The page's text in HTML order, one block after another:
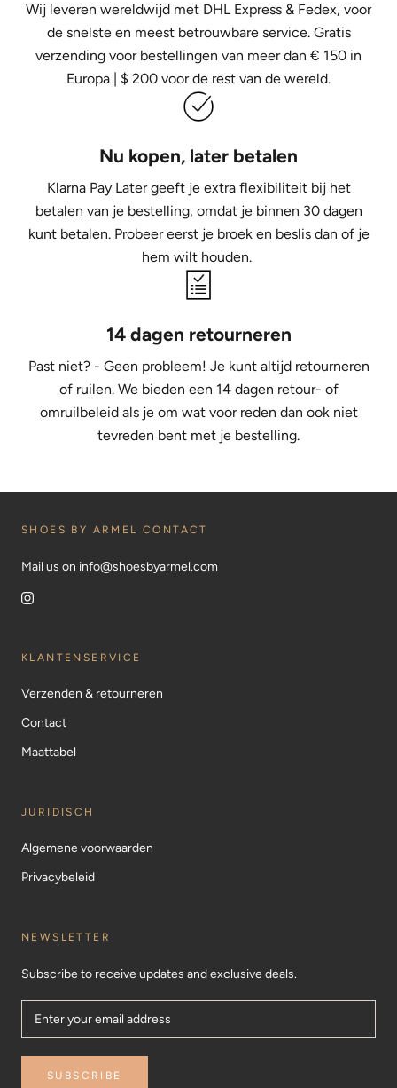
Wij leveren wereldwijd met DHL Express & Fedex, voor
de snelste en meest betrouwbare service. Gratis
verzending voor bestellingen van meer dan € 150 in
Europa | $ 200 voor de rest van de wereld.
Nu kopen, later betalen
Klarna Pay Later geeft je extra flexibiliteit bij het
betalen van je bestelling, omdat je binnen 30 dagen
kunt betalen. Probeer eerst je broek en beslis dan of je
hem wilt houden.
14 dagen retourneren
Past niet? - Geen probleem! Je kunt altijd retourneren
of ruilen. We bieden een 14 dagen retour- of
omruilbeleid als je om wat voor reden dan ook niet
tevreden bent met je bestelling.
SHOES BY ARMEL CONTACT
Mail us on info@shoesbyarmel.com
KLANTENSERVICE
Verzenden & retourneren
Contact
Maattabel
JURIDISCH
Algemene voorwaarden
Privacybeleid
NEWSLETTER
Subscribe to receive updates and exclusive deals.
SUBSCRIBE